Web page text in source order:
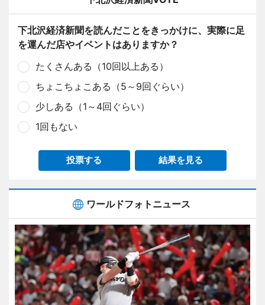
下北沢経済新聞を読んだことをきっかけに、実際に足
を運んだ店やイベントはありますか？
たくさんある（10回以上ある）
ちょこちょこある（5～9回ぐらい）
少しある（1～4回ぐらい）
1回もない
投票する 結果を見る
ワールドフォトニュース